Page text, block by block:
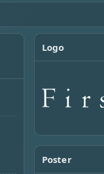
Logo
Poster